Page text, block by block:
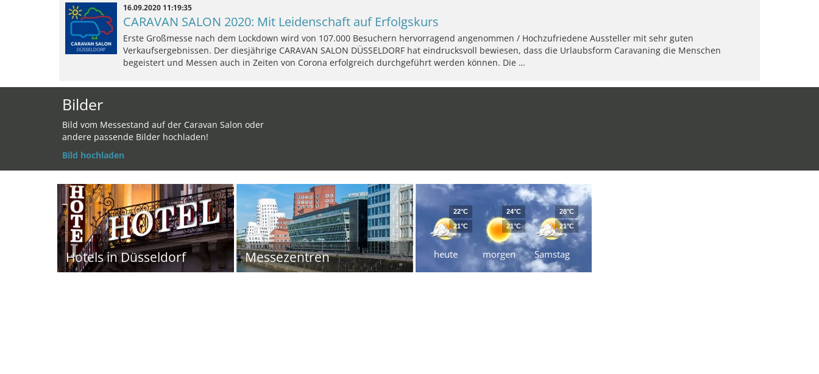
16.09.2020 11:19:35
CARAVAN SALON 2020: Mit Leidenschaft auf Erfolgskurs
Erste Großmesse nach dem Lockdown wird von 107.000 Besuchern hervorragend angenommen / Hochzufriedene Aussteller mit sehr guten
Verkaufsergebnissen. Der diesjährige CARAVAN SALON DÜSSELDORF hat eindrucksvoll bewiesen, dass die Urlaubsform Caravaning die Menschen
begeistert und Messen auch in Zeiten von Corona erfolgreich durchgeführt werden können. Die …
Bilder
Bild vom Messestand auf der Caravan Salon oder
andere passende Bilder hochladen!
Bild hochladen
Hotels in Düsseldorf Messezentren heute
22°C
21°C
morgen
24°C
21°C
Samstag
28°C
21°C